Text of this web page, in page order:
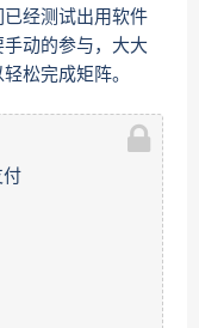
经测试出用软件
动的参与，大大
松完成矩阵。
付